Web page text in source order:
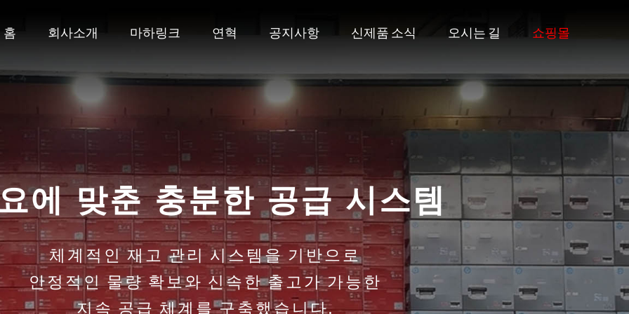
홈 회사소개 마하링크 연혁 공지사항 신제품 소식 오시는 길 쇼핑몰
에 맞춘 충분한 공급 시스템
체계적인 재고 관리 시스템을 기반으로
안정적인 물량 확보와 신속한 출고가 가능한
지속 공급 체계를 구축했습니다.